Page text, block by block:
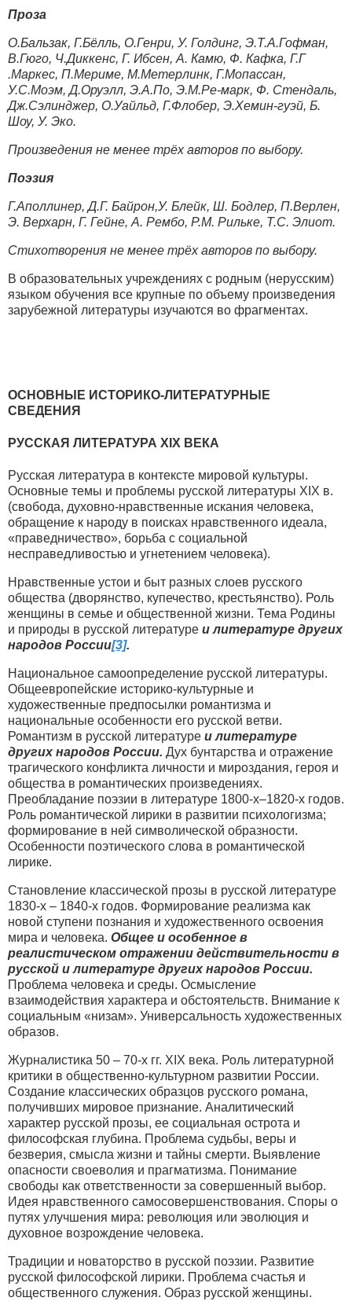
Проза
О.Бальзак, Г.Бёлль, О.Генри, У. Голдинг, Э.Т.А.Гофман,
В.Гюго, Ч.Диккенс, Г. Ибсен, А. Камю, Ф. Кафка, Г.Г
.Маркес, П.Мериме, М.Метерлинк, Г.Мопассан,
У.С.Моэм, Д.Оруэлл, Э.А.По, Э.М.Ре-марк, Ф. Стендаль,
Дж.Сэлинджер, О.Уайльд, Г.Флобер, Э.Хемин-гуэй, Б.
Шоу, У. Эко.
Произведения не менее трёх авторов по выбору.
Поэзия
Г.Аполлинер, Д.Г. Байрон,У. Блейк, Ш. Бодлер, П.Верлен,
Э. Верхарн, Г. Гейне, А. Рембо, Р.М. Рильке, Т.С. Элиот.
Стихотворения не менее трёх авторов по выбору.
В образовательных учреждениях с родным (нерусским)
языком обучения все крупные по объему произведения
зарубежной литературы изучаются во фрагментах.
ОСНОВНЫЕ ИСТОРИКО-ЛИТЕРАТУРНЫЕ
СВЕДЕНИЯ
РУССКАЯ ЛИТЕРАТУРА ХIX ВЕКА
Русская литература в контексте мировой культуры.
Основные темы и проблемы русской литературы XIX в.
(свобода, духовно-нравственные искания человека,
обращение к народу в поисках нравственного идеала,
«праведничество», борьба с социальной
несправедливостью и угнетением человека).
Нравственные устои и быт разных слоев русского
общества (дворянство, купечество, крестьянство). Роль
женщины в семье и общественной жизни. Тема Родины
и природы в русской литературе и литературе других
народов России[3].
Национальное самоопределение русской литературы.
Общеевропейские историко-культурные и
художественные предпосылки романтизма и
национальные особенности его русской ветви.
Романтизм в русской литературе и литературе
других народов России. Дух бунтарства и отражение
трагического конфликта личности и мироздания, героя и
общества в романтических произведениях.
Преобладание поэзии в литературе 1800-х–1820-х годов.
Роль романтической лирики в развитии психологизма;
формирование в ней символической образности.
Особенности поэтического слова в романтической
лирике.
Становление классической прозы в русской литературе
1830-х – 1840-х годов. Формирование реализма как
новой ступени познания и художественного освоения
мира и человека. Общее и особенное в
реалистическом отражении действительности в
русской и литературе других народов России.
Проблема человека и среды. Осмысление
взаимодействия характера и обстоятельств. Внимание к
социальным «низам». Универсальность художественных
образов.
Журналистика 50 – 70-х гг. XIX века. Роль литературной
критики в общественно-культурном развитии России.
Создание классических образцов русского романа,
получивших мировое признание. Аналитический
характер русской прозы, ее социальная острота и
философская глубина. Проблема судьбы, веры и
безверия, смысла жизни и тайны смерти. Выявление
опасности своеволия и прагматизма. Понимание
свободы как ответственности за совершенный выбор.
Идея нравственного самосовершенствования. Споры о
путях улучшения мира: революция или эволюция и
духовное возрождение человека.
Традиции и новаторство в русской поэзии. Развитие
русской философской лирики. Проблема счастья и
общественного служения. Образ русской женщины.